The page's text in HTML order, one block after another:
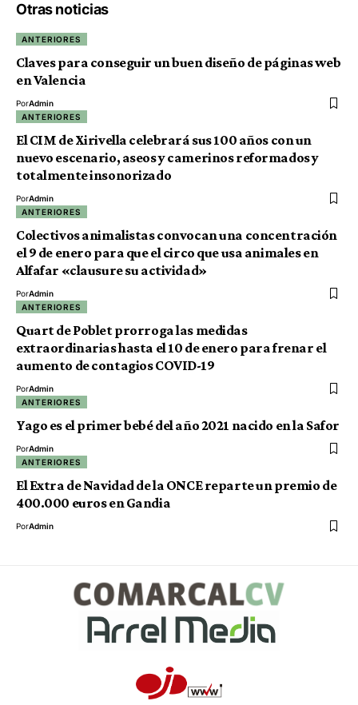
Otras noticias
ANTERIORES
Claves para conseguir un buen diseño de páginas web
en Valencia
PorAdmin
ANTERIORES
El CIM de Xirivella celebrará sus 100 años con un
nuevo escenario, aseos y camerinos reformados y
totalmente insonorizado
PorAdmin
ANTERIORES
Colectivos animalistas convocan una concentración
el 9 de enero para que el circo que usa animales en
Alfafar «clausure su actividad»
PorAdmin
ANTERIORES
Quart de Poblet prorroga las medidas
extraordinarias hasta el 10 de enero para frenar el
aumento de contagios COVID-19
PorAdmin
ANTERIORES
Yago es el primer bebé del año 2021 nacido en la Safor
PorAdmin
ANTERIORES
El Extra de Navidad de la ONCE reparte un premio de
400.000 euros en Gandia
PorAdmin